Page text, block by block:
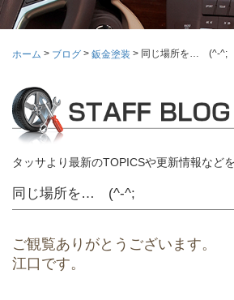
ホーム > ブログ > 鈑金塗装 > 同じ場所を… (^-^;
タッサより最新のTOPICSや更新情報など
同じ場所を… (^-^;
ご観覧ありがとうございます。
江口です。